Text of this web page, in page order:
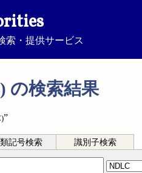
索・提供サービス
の検索結果
”
記号検索 識別子検索